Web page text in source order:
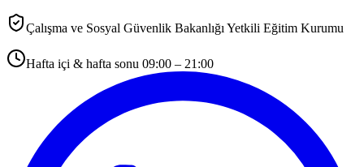
Çalışma ve Sosyal Güvenlik Bakanlığı Yetkili Eğitim Kurumu
Hafta içi & hafta sonu 09:00 – 21:00